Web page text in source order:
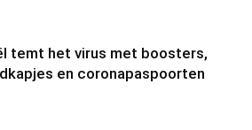
temt het virus met boosters,
en coronapaspoorten